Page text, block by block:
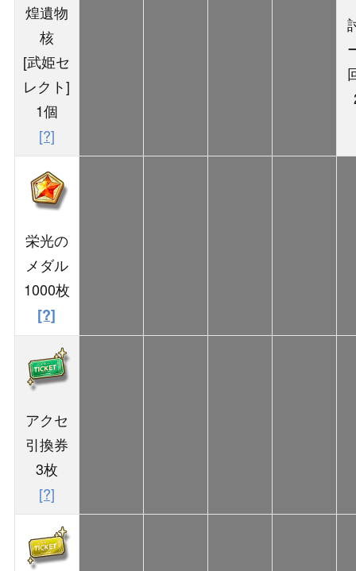
煌遺物
核
[武姫セ
レクト]
1個
[?]
栄光の
メダル
1000枚
[?]
アクセ
引換券
3枚
[?]